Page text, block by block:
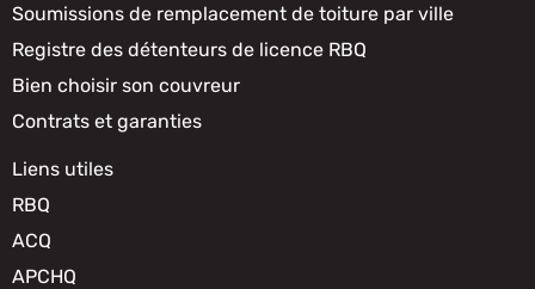
Soumissions de remplacement de toiture par ville
Registre des détenteurs de licence RBQ
Bien choisir son couvreur
Contrats et garanties
Liens utiles
RBQ
ACQ
APCHQ